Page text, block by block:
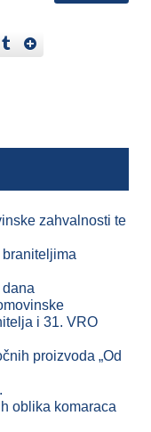
zahvalnosti te
i 31. VRO
proizvoda „Od
oblika komaraca